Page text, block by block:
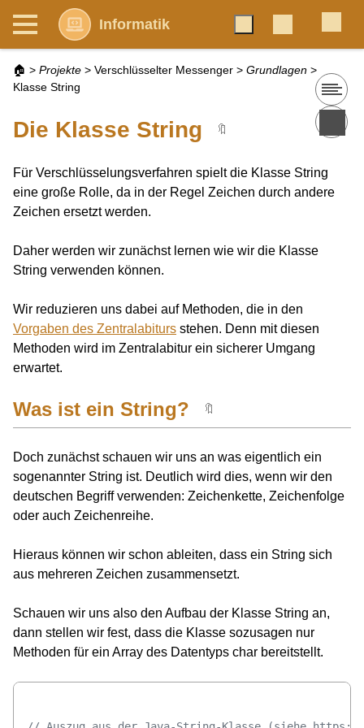
Informatik
🏠 > Projekte > Verschlüsselter Messenger > Grundlagen >
Klasse String
Die Klasse String 🔖
Für Verschlüsselungsverfahren spielt die Klasse String
eine große Rolle, da in der Regel Zeichen durch andere
Zeichen ersetzt werden.
Daher werden wir zunächst lernen wie wir die Klasse
String verwenden können.
Wir reduzieren uns dabei auf Methoden, die in den
Vorgaben des Zentralabiturs stehen. Denn mit diesen
Methoden wird im Zentralabitur ein sicherer Umgang
erwartet.
Was ist ein String? 🔖
Doch zunächst schauen wir uns an was eigentlich ein
sogenannter String ist. Deutlich wird dies, wenn wir den
deutschen Begriff verwenden: Zeichenkette, Zeichenfolge
oder auch Zeichenreihe.
Hieraus können wir schon ableiten, dass ein String sich
aus mehreren Zeichen zusammensetzt.
Schauen wir uns also den Aufbau der Klasse String an,
dann stellen wir fest, dass die Klasse sozusagen nur
Methoden für ein Array des Datentyps char bereitstellt.